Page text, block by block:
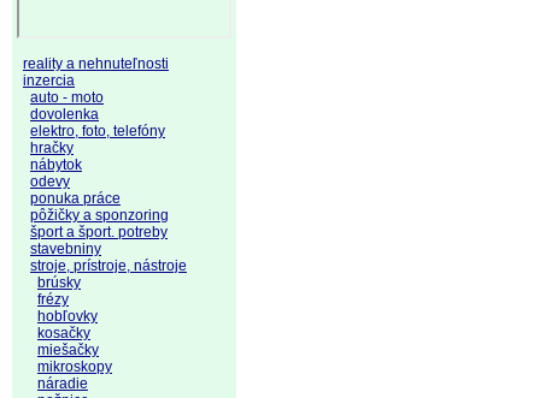
reality a nehnuteľnosti
inzercia
auto - moto
dovolenka
elektro, foto, telefóny
hračky
nábytok
odevy
ponuka práce
pôžičky a sponzoring
šport a šport. potreby
stavebniny
stroje, prístroje, nástroje
brúsky
frézy
hobľovky
kosačky
miešačky
mikroskopy
náradie